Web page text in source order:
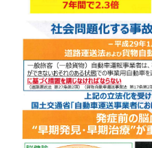
masuda.co.jp/htt
pdocs/wp/wp-con
tent/themes/mas